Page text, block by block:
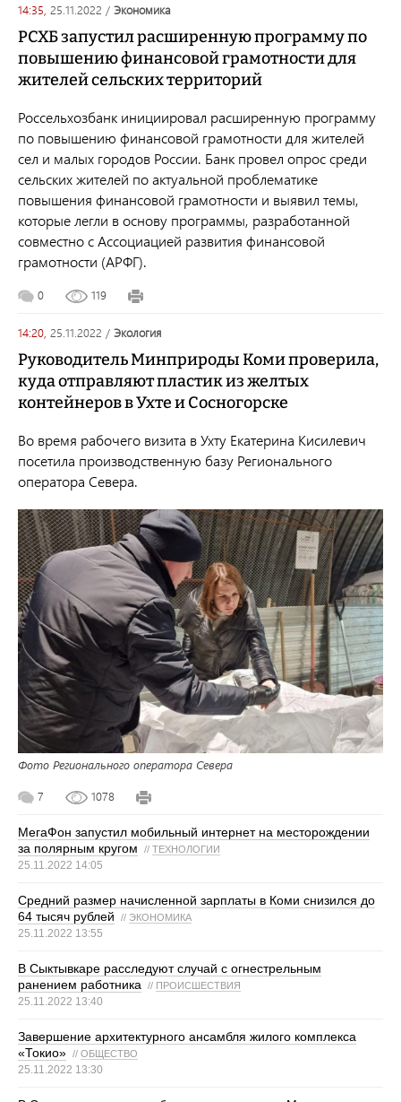
14:35, 25.11.2022 / экономика
РСХБ запустил расширенную программу по
повышению финансовой грамотности для
жителей сельских территорий
Россельхозбанк инициировал расширенную программу
по повышению финансовой грамотности для жителей
сел и малых городов России. Банк провел опрос среди
сельских жителей по актуальной проблематике
повышения финансовой грамотности и выявил темы,
которые легли в основу программы, разработанной
совместно с Ассоциацией развития финансовой
грамотности (АРФГ).
0 119
14:20, 25.11.2022 / экология
Руководитель Минприроды Коми проверила,
куда отправляют пластик из желтых
контейнеров в Ухте и Сосногорске
Во время рабочего визита в Ухту Екатерина Кисилевич
посетила производственную базу Регионального
оператора Севера.
Фото Регионального оператора Севера
7 1078
МегаФон запустил мобильный интернет на месторождении
за полярным кругом
// ТЕХНОЛОГИИ
25.11.2022 14:05
Средний размер начисленной зарплаты в Коми снизился до
64 тысяч рублей
// ЭКОНОМИКА
25.11.2022 13:55
В Сыктывкаре расследуют случай с огнестрельным
ранением работника
// ПРОИСШЕСТВИЯ
25.11.2022 13:40
Завершение архитектурного ансамбля жилого комплекса
«Токио» // ОБЩЕСТВО
25.11.2022 13:30